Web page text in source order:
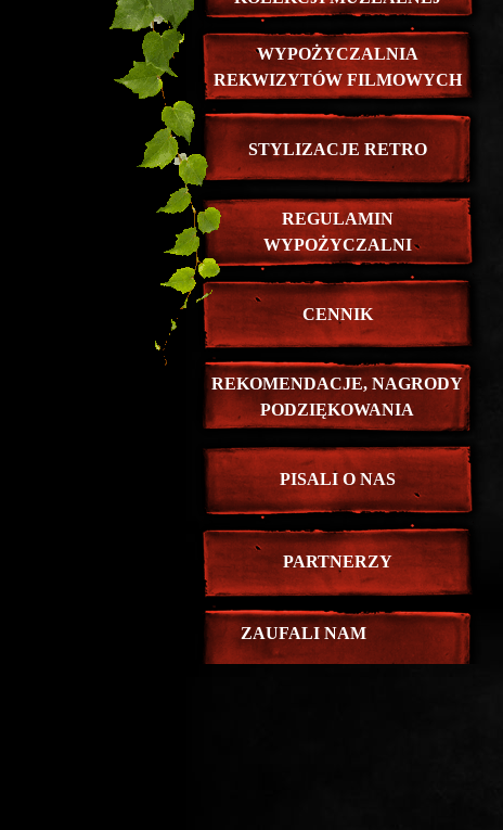
WYPOŻYCZALNIA
REKWIZYTÓW FILMOWYCH
STYLIZACJE RETRO
REGULAMIN
WYPOŻYCZALNI
CENNIK
REKOMENDACJE, NAGRODY
PODZIĘKOWANIA
PISALI O NAS
PARTNERZY
ZAUFALI NAM